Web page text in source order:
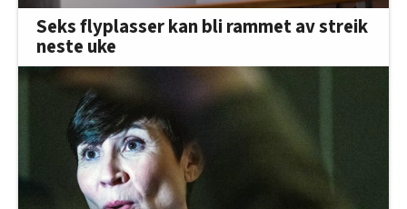
Seks flyplasser kan bli rammet av streik
neste uke